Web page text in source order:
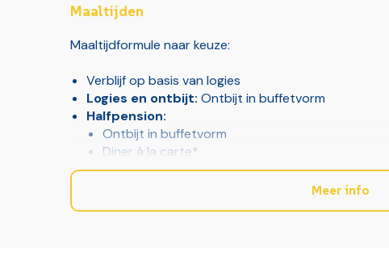
Maaltijden
Maaltijdformule naar keuze:
Verblijf op basis van logies
Logies en ontbijt: Ontbijt in buffetvorm
Halfpension:
Ontbijt in buffetvorm
Diner à la carte*
*Veel hotels hanteren een minimumleeftijd van 18 jaar voor
Meer info